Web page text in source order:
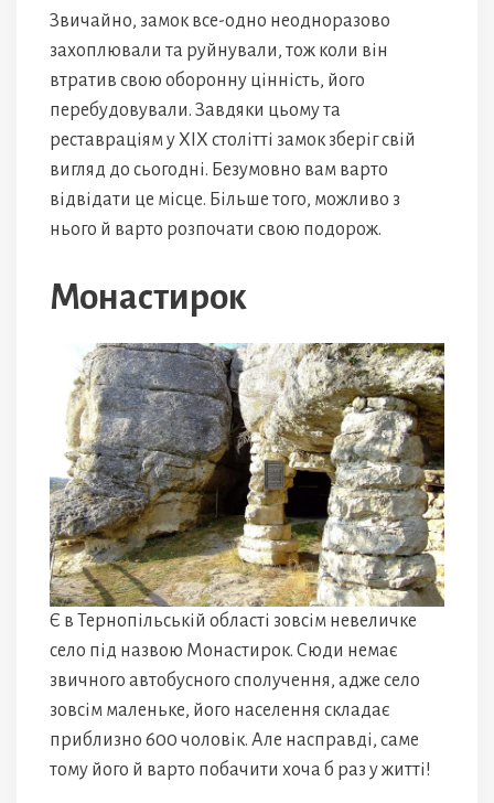
Звичайно, замок все-одно неодноразово
захоплювали та руйнували, тож коли він
втратив свою оборонну цінність, його
перебудовували. Завдяки цьому та
реставраціям у XIX столітті замок зберіг свій
вигляд до сьогодні. Безумовно вам варто
відвідати це місце. Більше того, можливо з
нього й варто розпочати свою подорож.
Монастирок
Є в Тернопільській області зовсім невеличке
село під назвою Монастирок. Сюди немає
звичного автобусного сполучення, адже село
зовсім маленьке, його населення складає
приблизно 600 чоловік. Але насправді, саме
тому його й варто побачити хоча б раз у житті!